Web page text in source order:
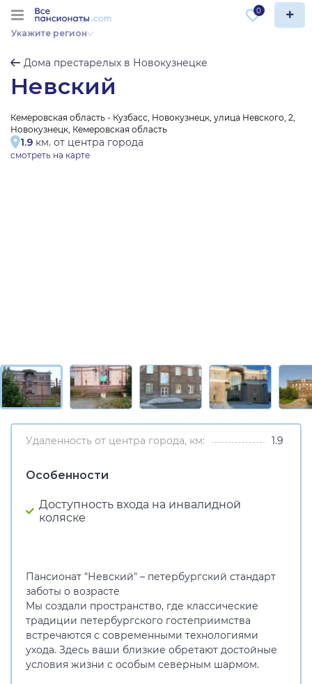
Укажите регион
0
Дома престарелых в Новокузнецке
Невский
Кемеровская область - Кузбасс, Новокузнецк, улица Невского, 2,
Новокузнецк, Кемеровская область
1.9 км. от центра города
смотреть на карте
Удаленность от центра города, км: 1.9
Особенности
Доступность входа на инвалидной
коляске
Пансионат "Невский" – петербургский стандарт
заботы о возрасте
Мы создали пространство, где классические
традиции петербургского гостеприимства
встречаются с современными технологиями
ухода. Здесь ваши близкие обретают достойные
условия жизни с особым северным шармом.